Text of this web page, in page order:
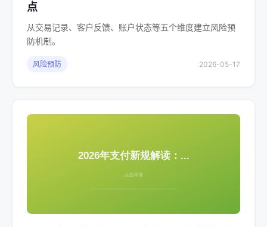
点
从交易记录、客户反馈、账户状态等五个维度建立风险预
防机制。
风险预防 2026-05-17